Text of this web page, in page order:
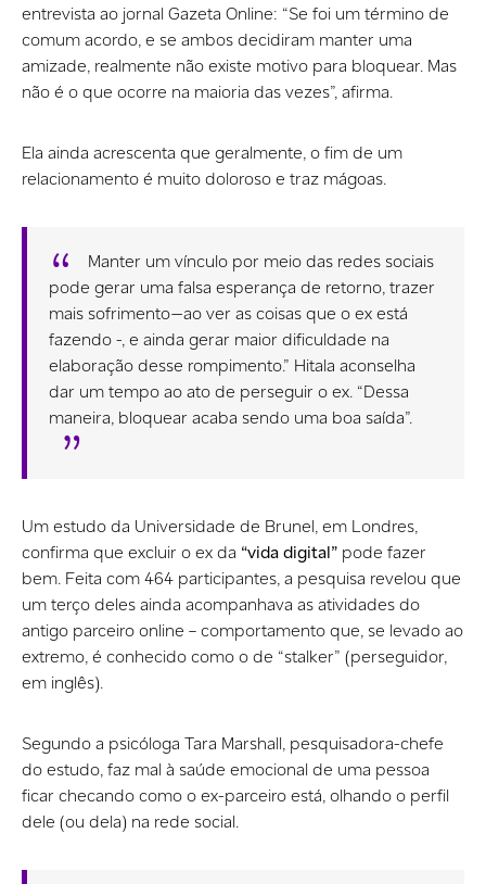
entrevista ao jornal Gazeta Online: “Se foi um término de
comum acordo, e se ambos decidiram manter uma
amizade, realmente não existe motivo para bloquear. Mas
não é o que ocorre na maioria das vezes”, afirma.
Ela ainda acrescenta que geralmente, o fim de um
relacionamento é muito doloroso e traz mágoas.
Manter um vínculo por meio das redes sociais
pode gerar uma falsa esperança de retorno, trazer
mais sofrimento — ao ver as coisas que o ex está
fazendo -, e ainda gerar maior dificuldade na
elaboração desse rompimento.” Hitala aconselha
dar um tempo ao ato de perseguir o ex. “Dessa
maneira, bloquear acaba sendo uma boa saída”.
Um estudo da Universidade de Brunel, em Londres,
confirma que excluir o ex da “vida digital” pode fazer
bem. Feita com 464 participantes, a pesquisa revelou que
um terço deles ainda acompanhava as atividades do
antigo parceiro online – comportamento que, se levado ao
extremo, é conhecido como o de “stalker” (perseguidor,
em inglês).
Segundo a psicóloga Tara Marshall, pesquisadora-chefe
do estudo, faz mal à saúde emocional de uma pessoa
ficar checando como o ex-parceiro está, olhando o perfil
dele (ou dela) na rede social.